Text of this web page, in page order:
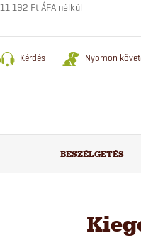
11 192 Ft ÁFA nélkül
Kérdés Nyomon
BESZÉLGETÉS